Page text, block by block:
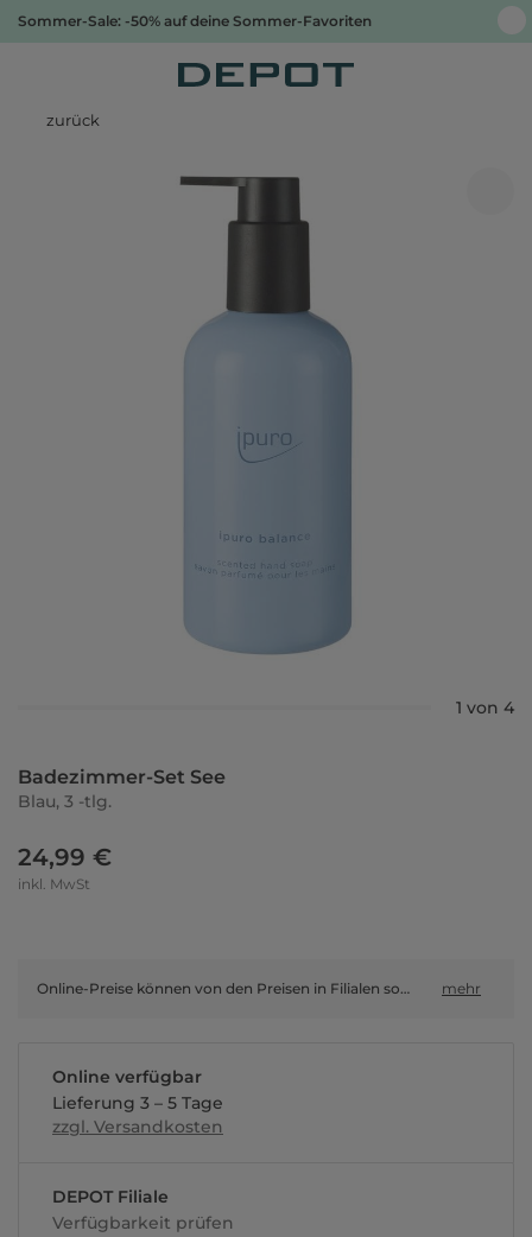
Sommer-Sale: -50% auf deine Sommer-Favoriten
zurück
1 von 4
Badezimmer-Set See
Blau, 3 -tlg.
24,99 €
inkl. MwSt
Online-Preise können von den Preisen in Filialen sowie Shop-in-Shop-Flächen abweichen. mehr
Online verfügbar
Lieferung 3 – 5 Tage
zzgl. Versandkosten
DEPOT Filiale
Verfügbarkeit prüfen